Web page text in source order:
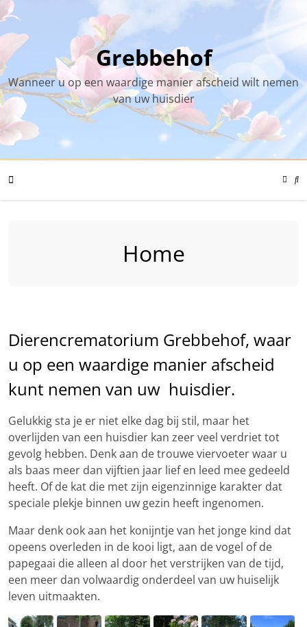
Skip
to
content
Grebbehof
Wanneer u op een waardige manier afscheid wilt nemen
van uw huisdier
Color
Home
Dierencrematorium Grebbehof, waar
u op een waardige manier afscheid
kunt nemen van uw huisdier.
Gelukkig sta je er niet elke dag bij stil, maar het
overlijden van een huisdier kan zeer veel verdriet tot
gevolg hebben. Denk aan de trouwe viervoeter waar u
als baas meer dan vijftien jaar lief en leed mee gedeeld
heeft. Of de kat die met zijn eigenzinnige karakter dat
speciale plekje binnen uw gezin heeft ingenomen.
Maar denk ook aan het konijntje van het jonge kind dat
opeens overleden in de kooi ligt, aan de vogel of de
papegaai die alleen al door het verstrijken van de tijd,
een meer dan volwaardig onderdeel van uw huiselijk
leven uitmaakten.